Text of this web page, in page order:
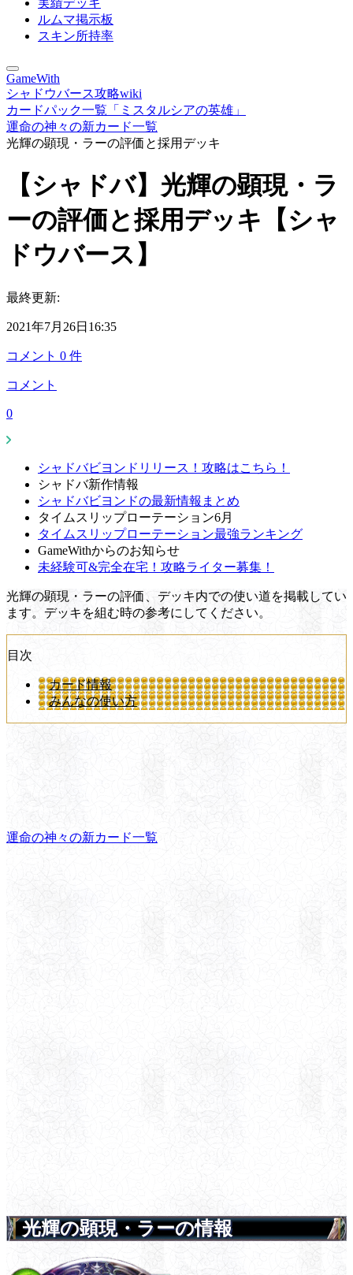
実績デッキ
ルムマ掲示板
スキン所持率
GameWith
シャドウバース攻略wiki
カードパック一覧「ミスタルシアの英雄」
運命の神々の新カード一覧
光輝の顕現・ラーの評価と採用デッキ
【シャドバ】光輝の顕現・ラ
ーの評価と採用デッキ【シャ
ドウバース】
最終更新:
2021年7月26日16:35
コメント 0 件
コメント
0
シャドバビヨンドリリース！攻略はこちら！
シャドバ新作情報
シャドバビヨンドの最新情報まとめ
タイムスリップローテーション6月
タイムスリップローテーション最強ランキング
GameWithからのお知らせ
未経験可&完全在宅！攻略ライター募集！
光輝の顕現・ラーの評価、デッキ内での使い道を掲載してい
ます。デッキを組む時の参考にしてください。
目次
カード情報
みんなの使い方
運命の神々の新カード一覧
光輝の顕現・ラーの情報